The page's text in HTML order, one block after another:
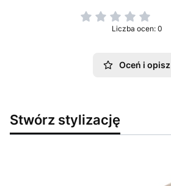
Liczba ocen: 0
Oceń i opisz
Stwórz stylizację